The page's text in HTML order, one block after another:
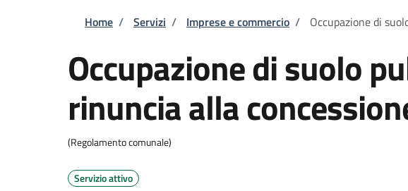
Briciole di pane
Home / Servizi / Imprese e commercio / Occupazione di
Occupazione di suolo
rinuncia alla
(Regolamento comunale)
Servizio attivo